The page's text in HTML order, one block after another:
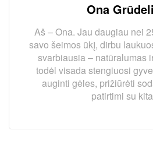
Ona
Aš – Ona. Jau daugiau nei
savo šeimos ūkį, dirbu
svarbiausia – natūralumas
todėl visada stengiuosi
auginti gėles, prižiūrėti
patirtimi su